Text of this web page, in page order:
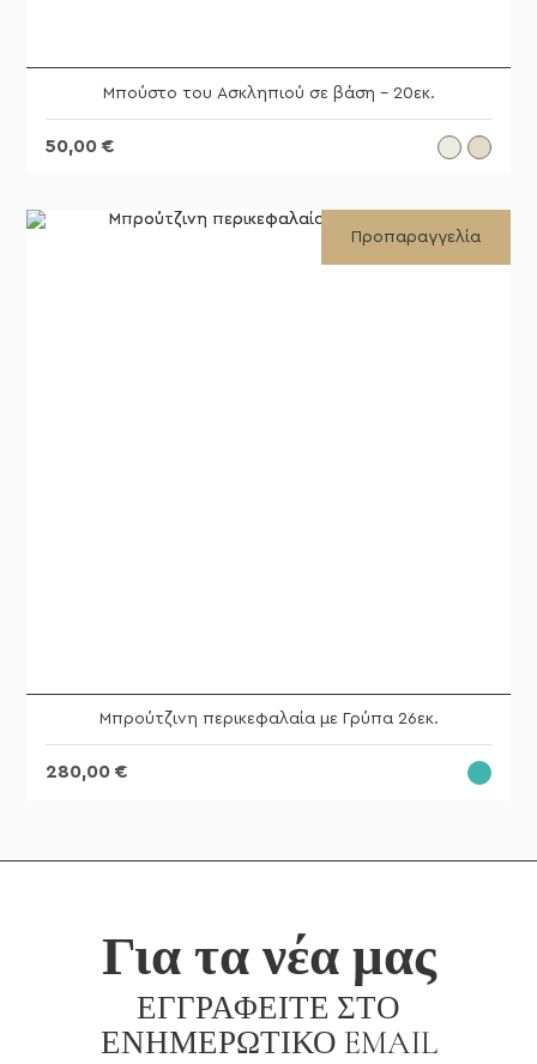
Μπούστο του Ασκληπιού σε βάση – 20εκ.
50,00€
Προπαραγγελία
Μπρούτζινη περικεφαλαία με Γρύπα 26εκ.
280,00€
Για τα νέα μας
ΕΓΓΡΑΦΕΊΤΕ ΣΤΟ
ΕΝΗΜΕΡΩΤΙΚΌ EMAIL